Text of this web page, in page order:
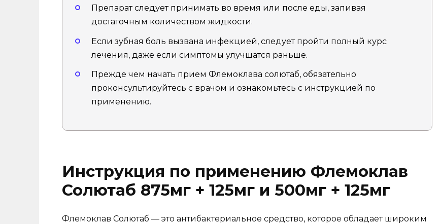
Препарат следует принимать во время или после еды, запивая
достаточным количеством жидкости.
Если зубная боль вызвана инфекцией, следует пройти полный курс
лечения, даже если симптомы улучшатся раньше.
Прежде чем начать прием Флемоклава солютаб, обязательно
проконсультируйтесь с врачом и ознакомьтесь с инструкцией по
применению.
Инструкция по применению Флемоклав
Солютаб 875мг + 125мг и 500мг + 125мг
Флемоклав Солютаб — это антибактериальное средство, которое обладает широким